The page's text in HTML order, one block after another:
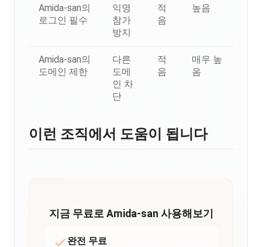
Amida-san의
로그인 필수
익명
참가
방지
적
음
높음
Amida-san의
도메인 제한
다른
도메
인 차
단
적
음
매우 높
음
이런 조직에서 도움이 됩니다
지금 무료로 Amida-san 사용해보기
완전 무료